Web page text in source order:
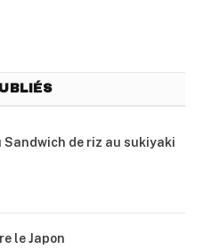
Sandwich de riz au sukiyaki
le Japon